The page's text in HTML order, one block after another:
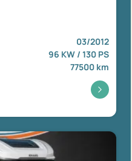
03/2012
96 KW / 130 PS
77500 km